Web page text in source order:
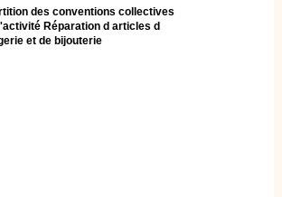
des conventions collectives
Réparation d articles d
et de bijouterie